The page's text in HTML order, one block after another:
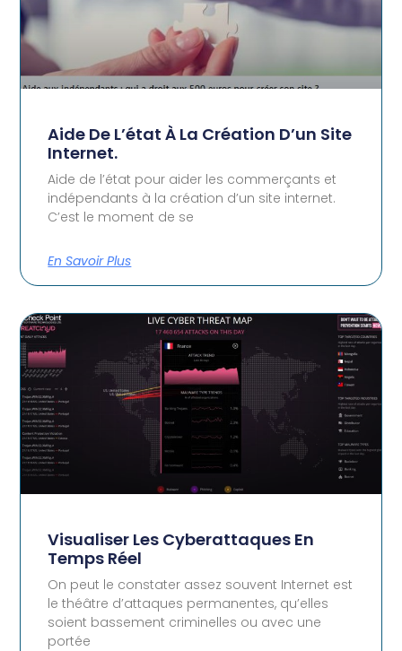
Aide De L’état À La Création D’un Site
Internet.
Aide de l’état pour aider les commerçants et
indépendants à la création d’un site internet.
C’est le moment de se
En Savoir Plus
Visualiser Les Cyberattaques En
Temps Réel
On peut le constater assez souvent Internet est
le théâtre d’attaques permanentes, qu’elles
soient bassement criminelles ou avec une
portée